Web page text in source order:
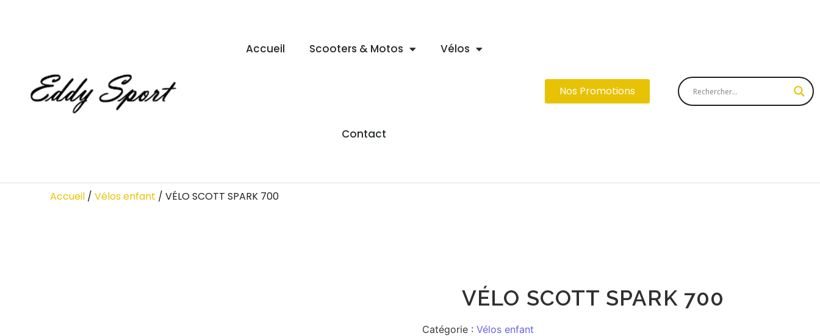
Accueil Scooters & Motos Vélos
Contact
Nos Promotions
Accueil / Vélos enfant / VÉLO SCOTT SPARK 700
VÉLO SCOTT SPARK 700
Catégorie : Vélos enfant